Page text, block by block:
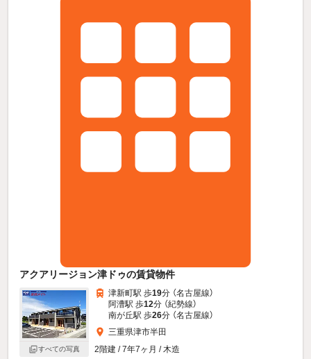
アクアリージョン津ドゥの賃貸物件
すべての写真
津新町駅 歩19分 （名古屋線）
阿漕駅 歩12分 （紀勢線）
南が丘駅 歩26分 （名古屋線）
三重県津市半田
2階建 / 7年7ヶ月 / 木造